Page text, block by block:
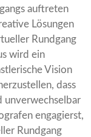
auftreten
Lösungen
Rundgang
wird ein
Vision
dass
unverwechselbar
engagierst,
Rundgang